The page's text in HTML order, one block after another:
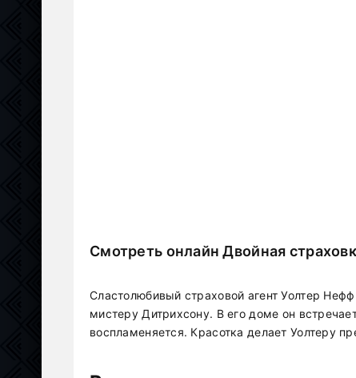
Смотреть онлайн Двойная
Сластолюбивый страховой агент Уолтер
мистеру Дитрихсону. В его доме он
воспламеняется. Красотка делает Уолтеру